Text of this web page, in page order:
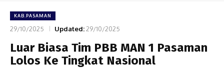
KAB.PASAMAN
29/10/2025 Updated:29/10/2025
Luar Biasa Tim PBB MAN 1 Pasaman
Lolos Ke Tingkat Nasional